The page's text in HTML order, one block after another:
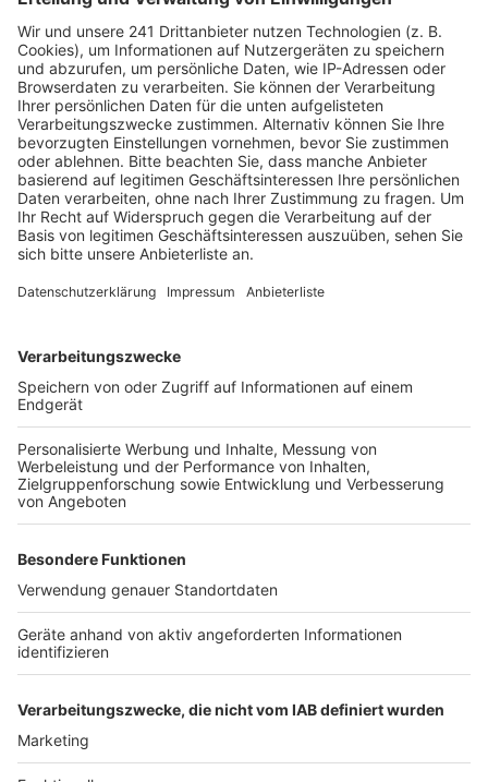
Saharastaub über Deutschland und auch hier bei uns im
Rhein-Erft-Kreis. Zum Beispiel in Erftstadt-Lechenich.
Dort waren am Samstagmorgen (15. November) viele
Autos und zum Beispiel Mülltonnen mit feinen, roten
Partikeln überzogen.
Grund für den Saharastaub ist eine
starkeSüdwestströmung, die nicht nur milde Luft aus
Marokko und Spanien zu uns bringt, sondern an
manchen Orten eben auch den Staub,
Wetterexperten. Und der wird jetzt durch den Regen
Anzeige
Weitere Themen von Rhein und Erft
Anzeige
SPD-Fragen zum Microsoft-Rechenzentrum in
Martinsmarkt in Frechen: Handwerk, Design und
Genuss
Kölner Hauptbahnhof zehn Tage gesperrt
Anzeige